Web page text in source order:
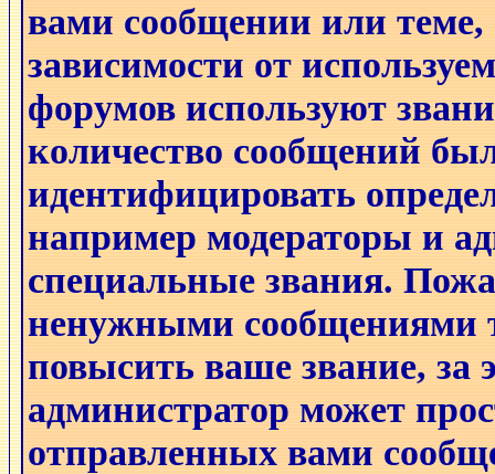
вами сообщении или
зависимости от
форумов используют
количество сообщений
идентифицировать
например модераторы и
специальные звания.
ненужными сообщениями
повысить ваше звание, за
администратор может
отправленных вами